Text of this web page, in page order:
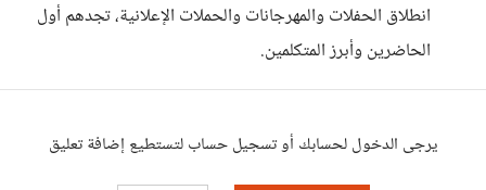
انطلاق الحفلات والمهرجانات والحملات الإعلانية، تجدهم أول
الحاضرين وأبرز المتكلمين.
يرجى الدخول لحسابك أو تسجيل حساب لتستطيع إضافة تعليق